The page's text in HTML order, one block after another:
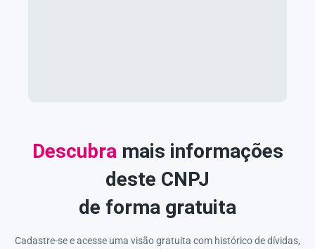
Descubra mais informações
deste CNPJ
de forma gratuita
Cadastre-se e acesse uma visão gratuita com histórico de dívidas,